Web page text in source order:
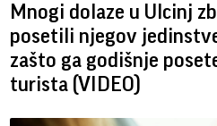
Mnogi dolaze u Ulcinj
posetili njegov
zašto ga godišnje
turista (VIDEO)